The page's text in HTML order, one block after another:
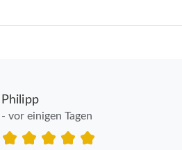
Philipp
- vor einigen Tagen